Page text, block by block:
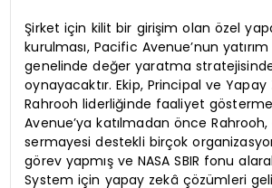
Şirket için kilit bir girişim olan özel
kurulması, Pacific Avenue’nun
genelinde değer yaratma
oynayacaktır. Ekip, Principal ve Yapay
Rahrooh liderliğinde faaliyet
Avenue’ya katılmadan önce
sermayesi destekli birçok
görev yapmış ve NASA SBIR fonu
System için yapay zekâ çözümleri